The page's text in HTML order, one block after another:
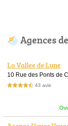
Agences
La Vallee de Lune
10 Rue des Ponts de
4,5 étoiles sur 5 43 avis